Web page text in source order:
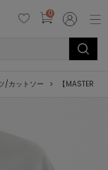
0
/カットソー 【MASTER